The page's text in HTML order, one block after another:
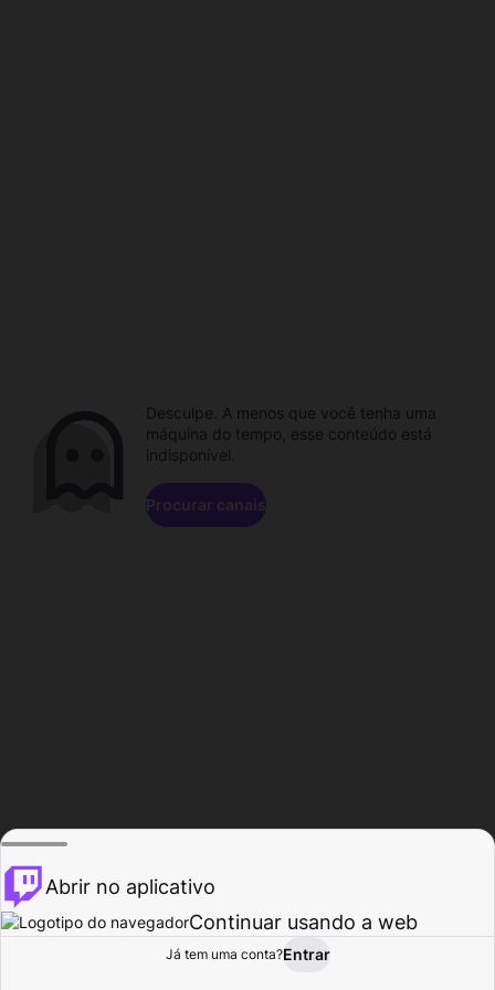
Procurar Atividade
Desculpe. A menos que você tenha uma
máquina do tempo, esse conteúdo está
indisponível.
Procurar canais
Abrir no aplicativo
Continuar usando a web
Já tem uma conta?Entrar